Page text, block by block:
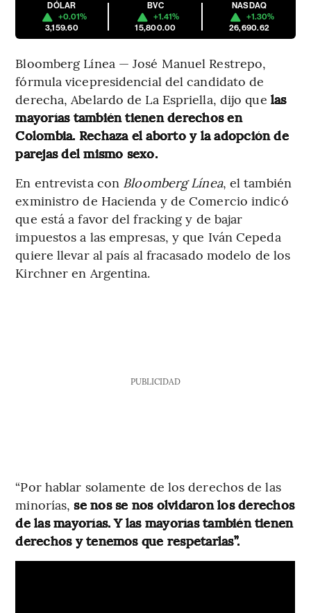
DÓLAR
+0.01%
3,159.60
BVC
+1.41%
15,800.00
NASDAQ
+1.30%
26,690.62
Bloomberg Línea — José Manuel Restrepo,
fórmula vicepresidencial del candidato de
derecha, Abelardo de La Espriella, dijo que las
mayorías también tienen derechos en
Colombia. Rechaza el aborto y la adopción de
parejas del mismo sexo.
En entrevista con Bloomberg Línea, el también
exministro de Hacienda y de Comercio indicó
que está a favor del fracking y de bajar
impuestos a las empresas, y que Iván Cepeda
quiere llevar al país al fracasado modelo de los
Kirchner en Argentina.
PUBLICIDAD
“Por hablar solamente de los derechos de las
minorías,se nos se nos olvidaron los derechos
de las mayorías. Y las mayorías también tienen
derechos y tenemos que respetarlas”.